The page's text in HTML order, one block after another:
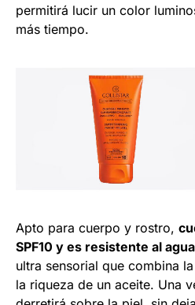
permitirá lucir un color
más tiempo.
Apto para cuerpo y rostro,
SPF10 y es resistente al agua
ultra sensorial que combina
la riqueza de un aceite. Una